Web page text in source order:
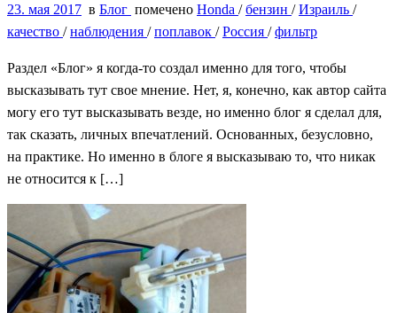
23. мая 2017 в Блог помечено Honda /бензин /Израиль /
качество /наблюдения /поплавок /Россия /фильтр
Раздел «Блог» я когда-то создал именно для того, чтобы
высказывать тут свое мнение. Нет, я, конечно, как автор сайта
могу его тут высказывать везде, но именно блог я сделал для,
так сказать, личных впечатлений. Основанных, безусловно,
на практике. Но именно в блоге я высказываю то, что никак
не относится к […]